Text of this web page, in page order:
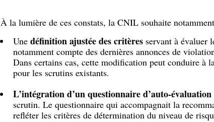
À la lumière de ces constats, la CNIL souhaite
Une définition ajustée des critères servant à évaluer
notamment compte des dernières annonces de
Dans certains cas, cette modification peut conduire à
pour les scrutins existants.
L’intégration d’un questionnaire d’auto-évaluation
scrutin. Le questionnaire qui accompagnait la
refléter les critères de détermination du niveau de